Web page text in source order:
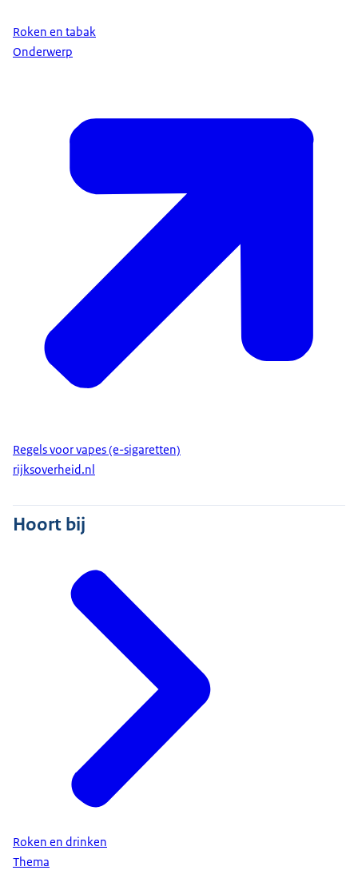
Roken en tabak
Onderwerp
Regels voor vapes (e-sigaretten)
rijksoverheid.nl
Hoort bij
Roken en drinken
Thema